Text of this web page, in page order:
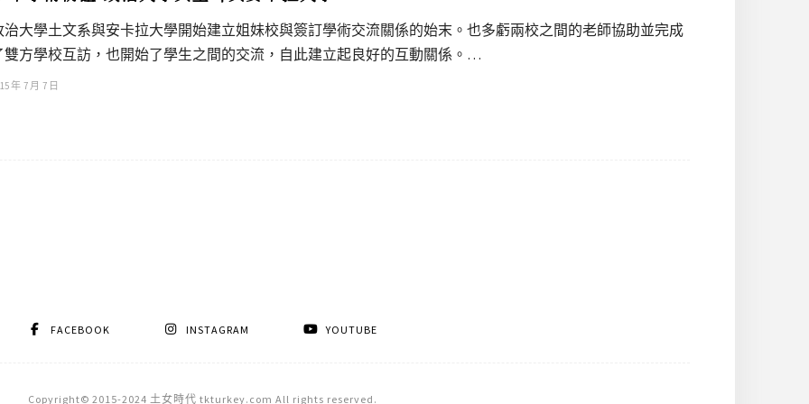
治大學土文系與安卡拉大學開始建立姐妹校與簽訂學術交流關係的始末。也多虧兩校之間的老師協助並完成
雙方學校互訪，也開始了學生之間的交流，自此建立起良好的互動關係。…
年 7 月 7 日
FACEBOOK INSTAGRAM YOUTUBE
Copyright© 2015-2024 土女時代 tkturkey.com All rights reserved.